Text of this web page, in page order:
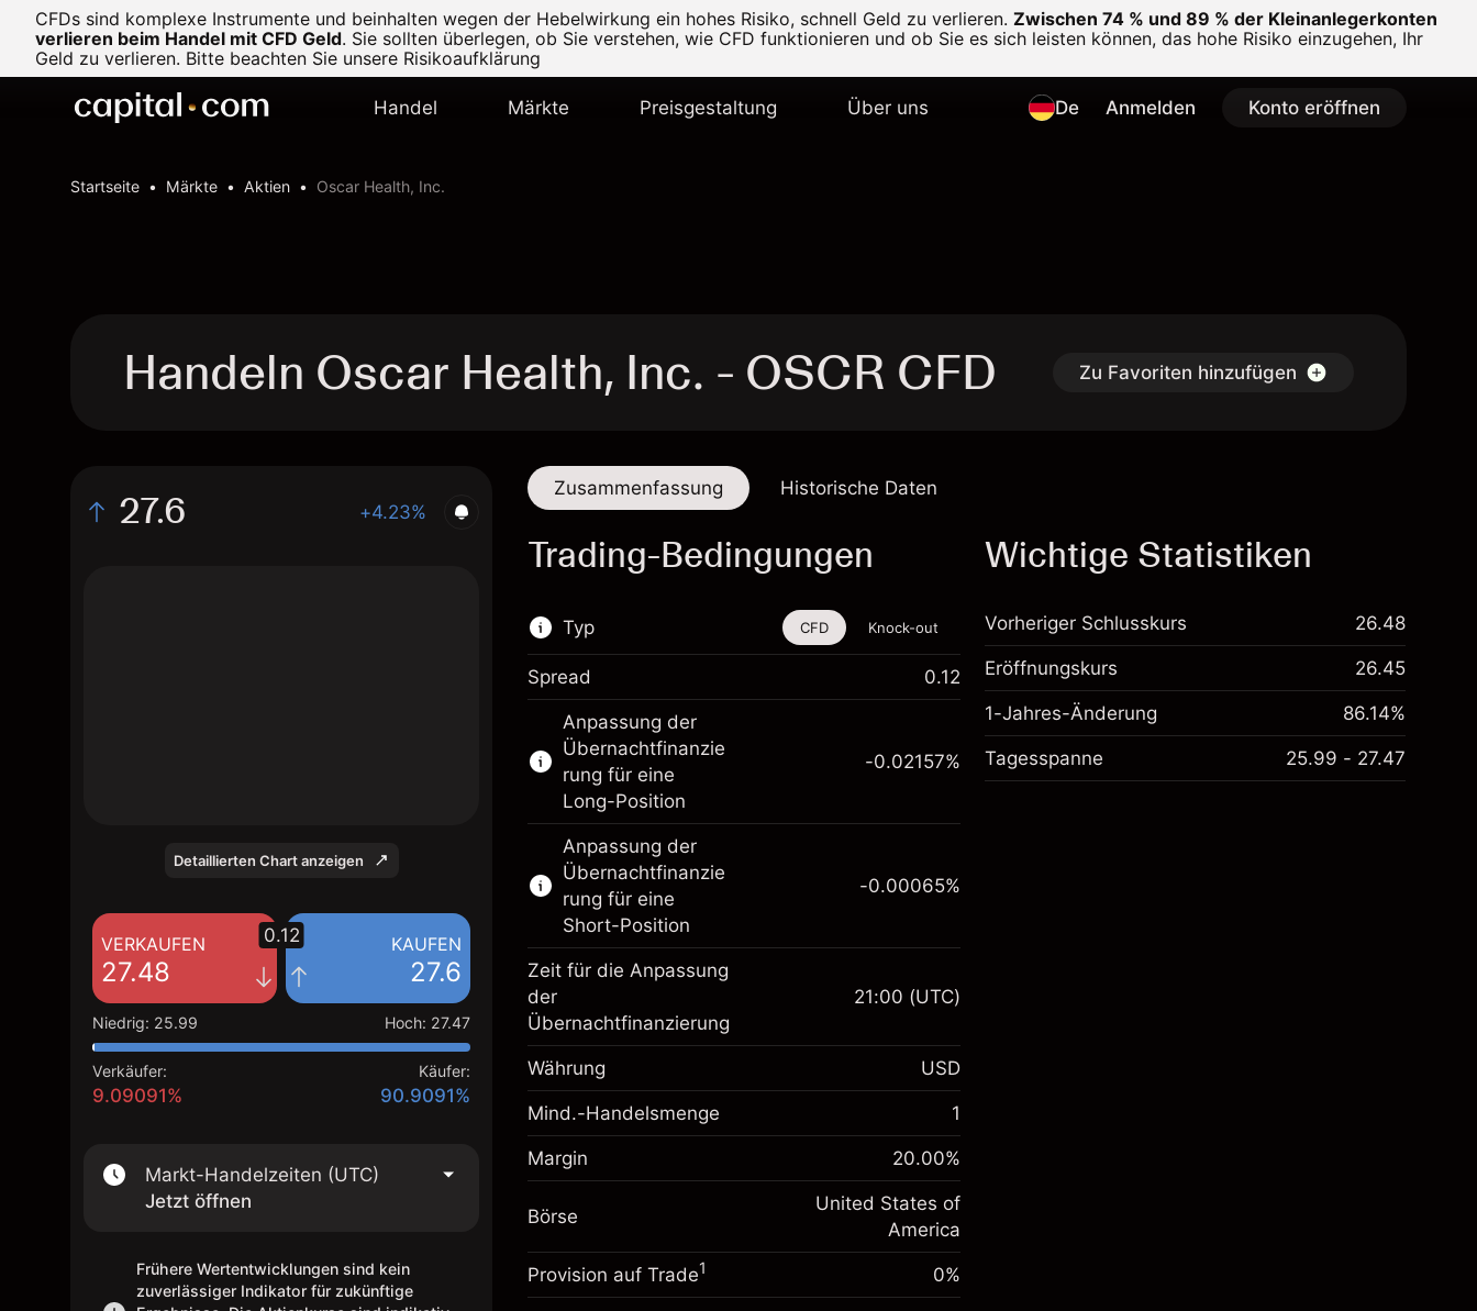
CFDs sind komplexe Instrumente und beinhalten wegen der Hebelwirkung ein hohes Risiko, schnell Geld zu verlieren. Zwischen 74 % und 89 % der Kleinanlegerkonten
verlieren beim Handel mit CFD Geld. Sie sollten überlegen, ob Sie verstehen, wie CFD funktionieren und ob Sie es sich leisten können, das hohe Risiko einzugehen, Ihr
Geld zu verlieren. Bitte beachten Sie unsere Risikoaufklärung
Handel Märkte Preisgestaltung Über uns De Anmelden Konto eröffnen
Startseite Märkte Aktien Oscar Health, Inc.
Handeln Oscar Health, Inc. - OSCR CFD Zu Favoriten hinzufügen
27.6 +4.23%
Detaillierten Chart anzeigen
VERKAUFEN
27.48
KAUFEN
27.6
0.12
Niedrig: 25.99 Hoch: 27.47
Verkäufer:
9.09091%
Käufer:
90.9091%
Markt-Handelzeiten (UTC)
Jetzt öffnen
Frühere Wertentwicklungen sind kein
zuverlässiger Indikator für zukünftige
Zusammenfassung Historische Daten
Trading-Bedingungen
Typ
Dieses Finanzinstrument steht für das Traden
über CFDs und Knock-outs zur Verfügung.
Erfahren Sie mehr über:
CFDs
Knock-outs
CFD Knock-out
Spread 0.12
Anpassung der
Übernachtfinanzie
rung für eine
Long-Position
Margin. Ihre Investition
Anpassung der
Übernachtfinanzierung
Gebühren aus fremdfinanzierten
Positionswert
-0.021568
(-$1.08)
Positionsgröße mit Hebelwirkung ~
$5,000.00
$4,000.00
Zur Plattform
-0.02157%
Anpassung der
Übernachtfinanzie
rung für eine
Short-Position
Margin. Ihre Investition
$1,000.00
Anpassung der
Positionswert
-0.000654
%
Positionsgröße mit Hebelwirkung ~$5,000.00
-0.00065%
Zeit für die Anpassung
der
Übernachtfinanzierung
21:00 (UTC)
Währung USD
Mind.-Handelsmenge 1
Margin 20.00%
Börse
United States of
America
Provision auf Trade1 0%
Wichtige Statistiken
Vorheriger Schlusskurs 26.48
Eröffnungskurs 26.45
1-Jahres-Änderung 86.14%
Tagesspanne 25.99 - 27.47